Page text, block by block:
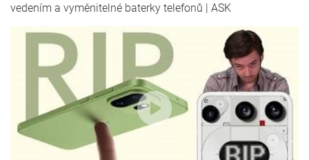
vedením a vyměnitelné baterky telefonů | ASK